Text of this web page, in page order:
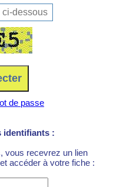
de passe
identifiants :
vous recevrez un lien
accéder à votre fiche :